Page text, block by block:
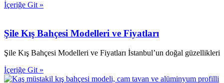
İçeriğe Git »
Şile Kış Bahçesi Modelleri ve Fiyatları
Şile Kış Bahçesi Modelleri ve Fiyatları İstanbul’un doğal güzellikleri
İçeriğe Git »